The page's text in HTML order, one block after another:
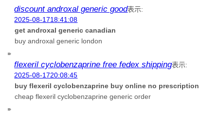
discount androxal generic good表示:
2025-08-1718:41:08
get androxal generic canadian
buy androxal generic london
flexeril cyclobenzaprine free fedex shipping表示:
2025-08-1720:08:45
buy flexeril cyclobenzaprine buy online no prescription
cheap flexeril cyclobenzaprine generic order